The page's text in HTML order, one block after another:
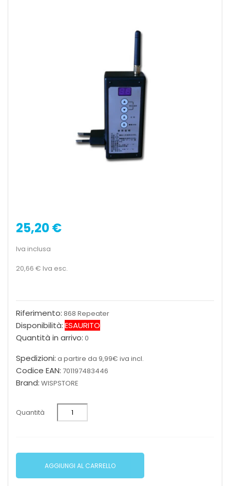
25,20 €
Iva inclusa
20,66 € Iva esc.
Riferimento: 868 Repeater
Disponibilità:ESAURITO
Quantità in arrivo: 0
Spedizioni: a partire da 9,99€ iva incl.
Codice EAN: 701197483446
Brand: WISPSTORE
Quantità
AGGIUNGI AL CARRELLO